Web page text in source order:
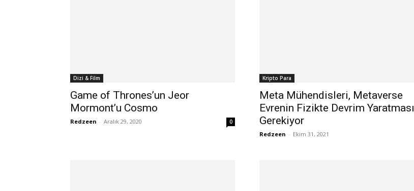
Dizi & Film
Game of Thrones’un Jeor
Mormont’u Cosmo
Redzeen - Aralık 29, 2020 0
Kripto Para
Meta Mühendisleri, Metaverse
Evrenin Fizikte Devrim Yaratması
Gerekiyor
Redzeen - Ekim 31, 2021